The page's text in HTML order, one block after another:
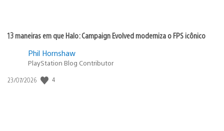
13 maneiras em que Halo: Campaign Evolved moderniza o FPS icônico
Phil Hornshaw
PlayStation Blog Contributor
Data
23/07/2026 4